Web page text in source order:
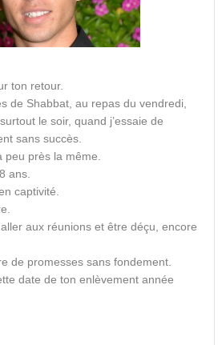
ton retour.
de Shabbat, au repas du vendredi,
le soir, quand j’essaie de
sans succès.
près la même.
ans.
captivité.
aux réunions et être déçu, encore
de promesses sans fondement.
date de ton enlèvement année